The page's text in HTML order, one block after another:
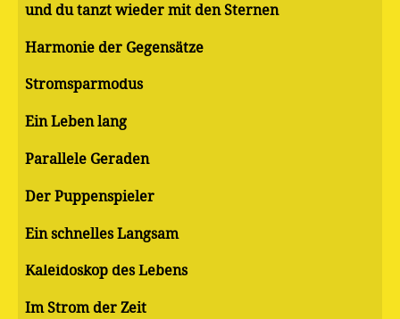
und du tanzt wieder mit den Sternen
Harmonie der Gegensätze
Stromsparmodus
Ein Leben lang
Parallele Geraden
Der Puppenspieler
Ein schnelles Langsam
Kaleidoskop des Lebens
Im Strom der Zeit